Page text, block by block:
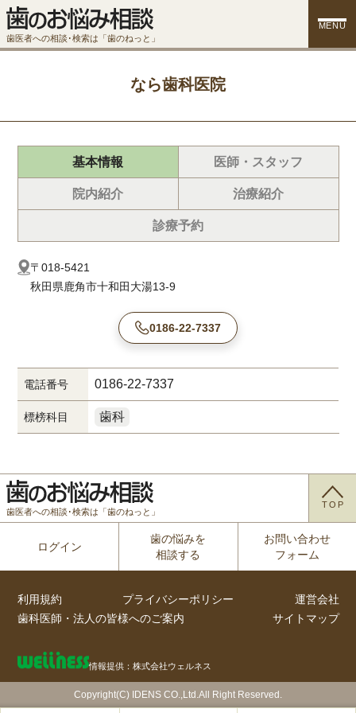
歯医者への相談･検索は「歯のねっと」
MENU
なら歯科医院
基本情報 医師・スタッフ
院内紹介 治療紹介
診療予約
〒018-5421
秋田県鹿角市十和田大湯13-9
0186-22-7337
電話番号 0186-22-7337
標榜科目 歯科
歯医者への相談･検索は「歯のねっと」
TOP
ログイン
歯の悩みを
相談する
お問い合わせ
フォーム
利用規約 プライバシーポリシー
運営会社
歯科医師・法人の皆様へのご案内
サイトマップ
情報提供：株式会社ウェルネス
Copyright(C) IDENS CO.,Ltd.All Right Reserved.